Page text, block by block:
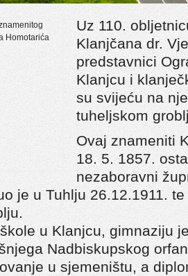
Uz 110.
Klanjčana dr.
predstavnici
Klanjcu i
su svijeću na
tuheljskom
Ovaj znameniti
18. 5. 1857.
nezaboravni
je u Tuhlju 26.12.1911.
u Klanjcu, gimnaziju
Nadbiskupskog
u sjemeništu, a